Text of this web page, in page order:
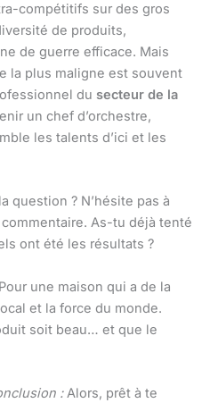
compétitifs sur des gros
de produits,
de guerre efficace. Mais
la plus maligne est souvent
du secteur de la
un chef d’orchestre,
les talents d’ici et les
question ? N’hésite pas à
As-tu déjà tenté
ont été les résultats ?
une maison qui a de la
et la force du monde.
soit beau… et que le
:Alors, prêt à te